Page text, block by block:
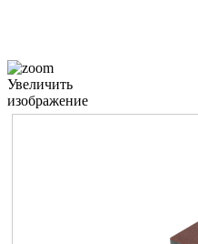
Увеличить
изображение